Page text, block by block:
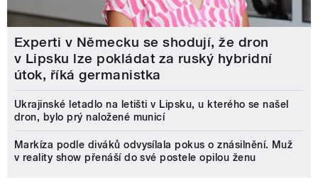
Experti v Německu se shodují, že dron
v Lipsku lze pokládat za ruský hybridní
útok, říká germanistka
Ukrajinské letadlo na letišti v Lipsku, u kterého se našel
dron, bylo prý naložené municí
Markíza podle diváků odvysílala pokus o znásilnění. Muž
v reality show přenáší do své postele opilou ženu